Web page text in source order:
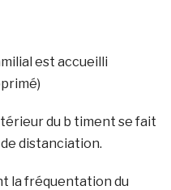
est accueilli
du b timent se fait
distanciation.
la fréquentation du